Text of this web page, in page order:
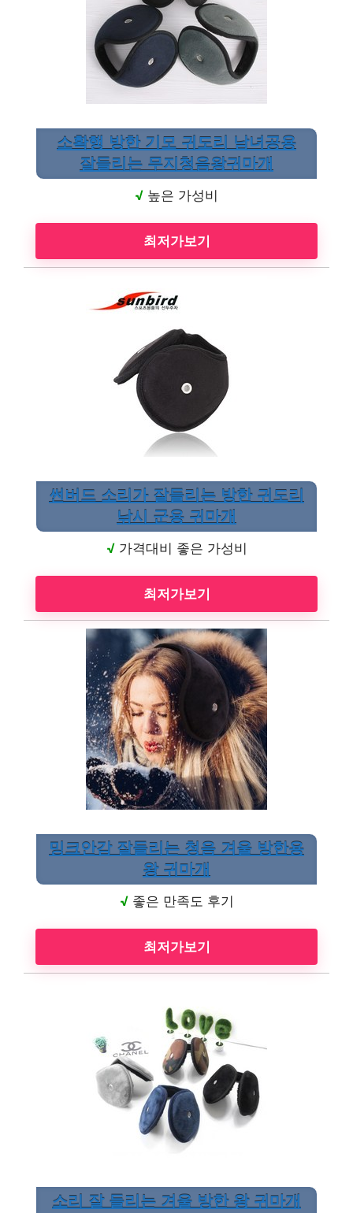
소확행 방한 기모 귀도리 남녀공용
잘들리는 무지청음왕귀마개
√ 높은 가성비
최저가보기
썬버드 소리가 잘들리는 방한 귀도리
낚시 군용 귀마개
√가격대비 좋은 가성비
최저가보기
밍크안감 잘들리는 청음 겨울 방한용
왕 귀마개
√좋은 만족도 후기
최저가보기
소리 잘 들리는 겨울 방한 왕 귀마개